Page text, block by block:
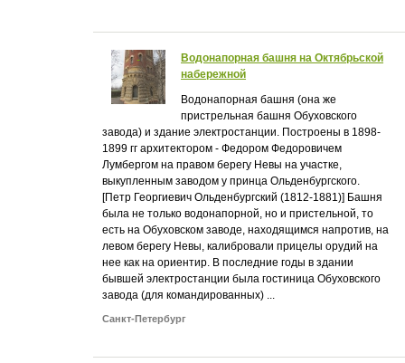
Водонапорная башня на Октябрьской
набережной
Водонапорная башня (она же
пристрельная башня Обуховского
завода) и здание электростанции. Построены в 1898-
1899 гг архитектором - Федором Федоровичем
Лумбергом на правом берегу Невы на участке,
выкупленным заводом у принца Ольденбургского.
[Петр Георгиевич Ольденбургский (1812-1881)] Башня
была не только водонапорной, но и пристельной, то
есть на Обуховском заводе, находящимся напротив, на
левом берегу Невы, калибровали прицелы орудий на
нее как на ориентир. В последние годы в здании
бывшей электростанции была гостиница Обуховского
завода (для командированных) ...
Санкт-Петербург